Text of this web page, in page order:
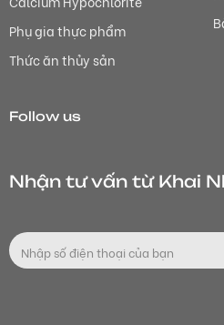
Phụ gia thực phẩm
Thức ăn thủy sản
Follow us
Nhận tư vấn từ Khai